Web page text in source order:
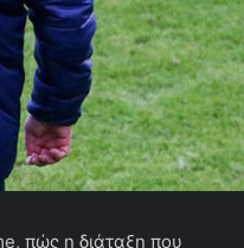
πώς η διάταξη που